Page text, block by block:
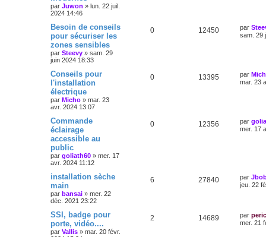
par Juwon » lun. 22 juil.
2024 14:46
Besoin de conseils
pour sécuriser les
zones sensibles
par Steevy » sam. 29
juin 2024 18:33
0 12450 par
sam. 29
Conseils pour
l'installation
électrique
par Micho » mar. 23
avr. 2024 13:07
0 13395 par
mar. 23
Commande
éclairage
accessible au
public
par goliath60 » mer. 17
avr. 2024 11:12
0 12356 par
mer. 17
installation sèche
main
par bansai » mer. 22
déc. 2021 23:22
6 27840 par
jeu. 22
SSI, badge pour
porte, vidéo....
par Vallis » mar. 20 févr.
2 14689 par
mer. 21